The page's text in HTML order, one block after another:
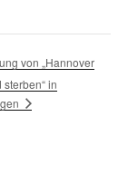
von „Hannover
in